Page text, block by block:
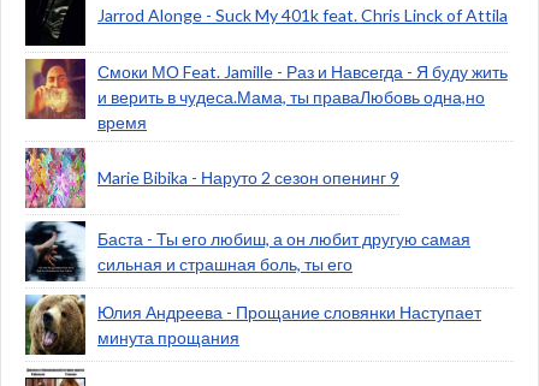
Jarrod Alonge - Suck My 401k feat. Chris Linck of Attila
Смоки МО Feat. Jamille - Раз и Навсегда - Я буду жить
и верить в чудеса.Мама, ты праваЛюбовь одна,но
время
Marie Bibika - Наруто 2 сезон опенинг 9
Баста - Ты его любиш, а он любит другую самая
сильная и страшная боль, ты его
Юлия Андреева - Прощание словянки Наступает
минута прощания